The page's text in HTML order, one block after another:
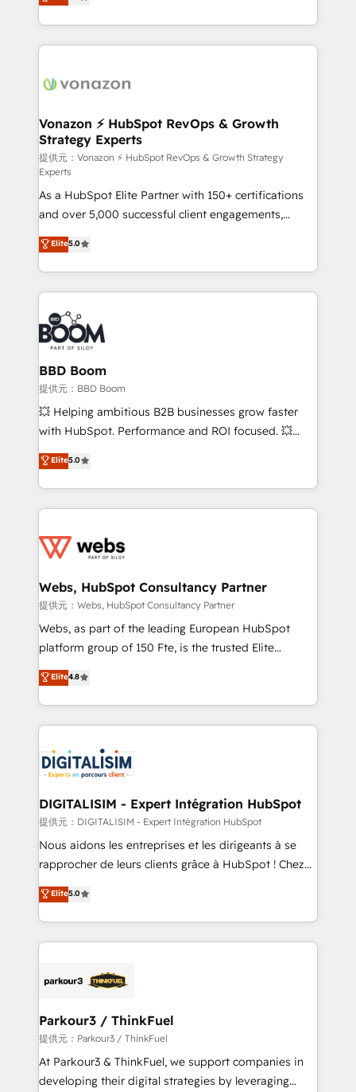
l'intégration CRM et le développement des revenus
auprès de vos comptes existants. En France et à
l'international, nous travaillons avec des ETI
delà d’une simple transformation digitale et des
➤ L’intégration de CRM et de méthodologie RevOps
pour aligner les équipes marketing, commerciales et
support client (data migration, synchronisation API,
audit et maintenance) ➤ La création de sites internet
de conversion qui transforment les visiteurs en
opportunités d'affaires ➤ La mise en place de
stratégies d'acquisition marketing (SEO, SEA,
inbound, automatisation marketing, ABM, IA,
emailing) Informations clés : - 10 ans d'expérience -
100+ intégrations CRM HubSpot réussies - 40
experts conseil - 150 certifications HubSpot
cumulées
Vonazon ⚡ HubSpot RevOps & Growth
Strategy Experts
提供元：Vonazon ⚡ HubSpot RevOps & Growth Strategy
Experts
As a HubSpot Elite Partner with 150+ certifications
and over 5,000 successful client engagements,
Vonazon turns marketing complexity into
measurable, scalable growth. From onboarding to
enterprise-grade campaigns, our in-house team
builds scalable strategies that drive long-term
revenue. ⚙️ HubSpot Integration & Optimization •
Seamless CRM, CMS, and automation setup •
Complex platform migrations and data cleanups •
Custom APIs and third-party integrations 📈 End-to-
End Revenue Acceleration • Lifecycle marketing and
pipeline growth programs • Sales enablement tools
and CRM optimization • Retention strategies with
Execution • 750+ onboardings and 2,000+
implementations • Deep expertise across marketing,
Elite5.0
BBD Boom
提供元：BBD Boom
💥 Helping ambitious B2B businesses grow faster
with HubSpot. Performance and ROI focused. 💥
BBD Boom is the HubSpot partner that can help you
to HubSpot Better. We work with your teams to
solve all your HubSpot challenges and improve user
adoption, sales process and marketing results.
the first time 🔧 Designing and optimising your
and build using HubSpot 🔌 Integrating HubSpot
with other systems 🎓 Training your teams to be
HubSpot pros 📊 Lead generation services using
HubSpot Why us? - SIX HubSpot Accreditations -
CRM, Solutions Architecture, Onboarding , Data
Migration, Custom Integration & Platform
team of 25+ experts Contact us today to help you
get more from your investment in HubSpot.
Elite5.0
Webs, HubSpot Consultancy Partner
提供元：Webs, HubSpot Consultancy Partner
Webs, as part of the leading European HubSpot
platform group of 150 Fte, is the trusted Elite
HubSpot CRM Partner offering you a roadmap on
maximizing EBITDA and achieving Commercial
Excellence. With our targeted processes, we
strengthen your digital transformation and minimize
Implementation partner, we provide expertise to
drive your business forward. Since 2015 we are fully
dedicated to HubSpot and with an experienced
team (50+), we work with reputable companies in
B2B sectors such as manufacturing, SaaS and
business services. We prepare a customized
impact of your digital transformation, including a
detailed financial rationale with a focus on ROI and
embark on a transformational journey that sets your
business up for long-term success. Unlock your
Elite4.8
DIGITALISIM - Expert Intégration HubSpot
提供元：DIGITALISIM - Expert Intégration HubSpot
Nous aidons les entreprises et les dirigeants à se
rapprocher de leurs clients grâce à HubSpot ! Chez
DIGITALISIM, nous avons l'intime conviction que la
réussite des entreprises passe par l’innovation web,
le marketing digital, et la relation client ! C'est
pourquoi, nos experts sont à la fois capables de
référencement, votre stratégie digitale et le pilotage
projet HubSpot avec DIGITALISIM : 🧽 Nettoyage,
migration et intégration des bases de données. 🚀
Développement des interfaces avec vos logiciels
métiers ⚙️ Configuration de la plateforme HubSpot
Elite5.0
Parkour3 / ThinkFuel
提供元：Parkour3 / ThinkFuel
At Parkour3 & ThinkFuel, we support companies in
developing their digital strategies by leveraging